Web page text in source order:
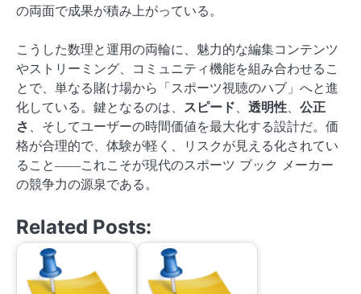
の両面で成果が積み上がっている。
こうした数理と運用の両輪に、魅力的な編集コンテンツ
やストリーミング、コミュニティ機能を組み合わせるこ
とで、単なる賭け場から「スポーツ視聴のハブ」へと進
化している。鍵となるのは、 スピード 透明性
公正
さ 、そしてユーザーの時間価値を最大化する設計だ。価
格が合理的で、体験が軽く、リスクが見える化されてい
ること――これこそが現代のスポーツ ブック メーカー
の競争力の源泉である。
Related Posts: